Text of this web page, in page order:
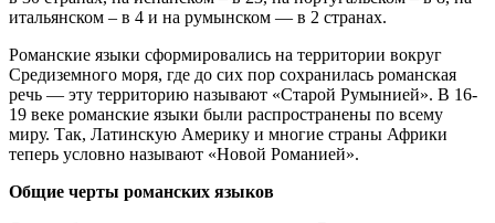
итальянском – в 4 и на румынском — в 2 странах.
Романские языки сформировались на территории вокруг
Средиземного моря, где до сих пор сохранилась романская
речь — эту территорию называют «Старой Румынией». В 16-
19 веке романские языки были распространены по всему
миру. Так, Латинскую Америку и многие страны Африки
теперь условно называют «Новой Романией».
Общие черты романских языков